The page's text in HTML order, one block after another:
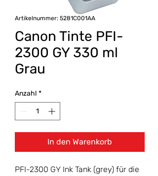
Artikelnummer: 5281C001AA
Canon Tinte PFI-
2300 GY 330 ml
Grau
Anzahl *
In den Warenkorb
PFI-2300 GY Ink Tank (grey) für die